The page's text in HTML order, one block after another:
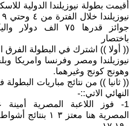
أقيمت بطولة نيوزيلندا الدولية
جوائز قدرها ٧٥ الف
باختصار
(( أولا )) اشترك في البطولة الفرق
نيوزيلندا ومصر وفرنسا وامريكا
وهونج كونج وغيرهما.
(( ثانيا )) من نتائج مباريات البطولة
النهائي الاتي::-
1- فوز اللاعبة المصرية